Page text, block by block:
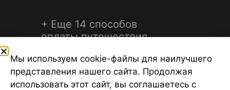
+ Еще 14 способов
оплаты путешествия
Мы используем cookie-файлы для наилучшего
представления нашего сайта. Продолжая
использовать этот сайт, вы соглашаетесь с